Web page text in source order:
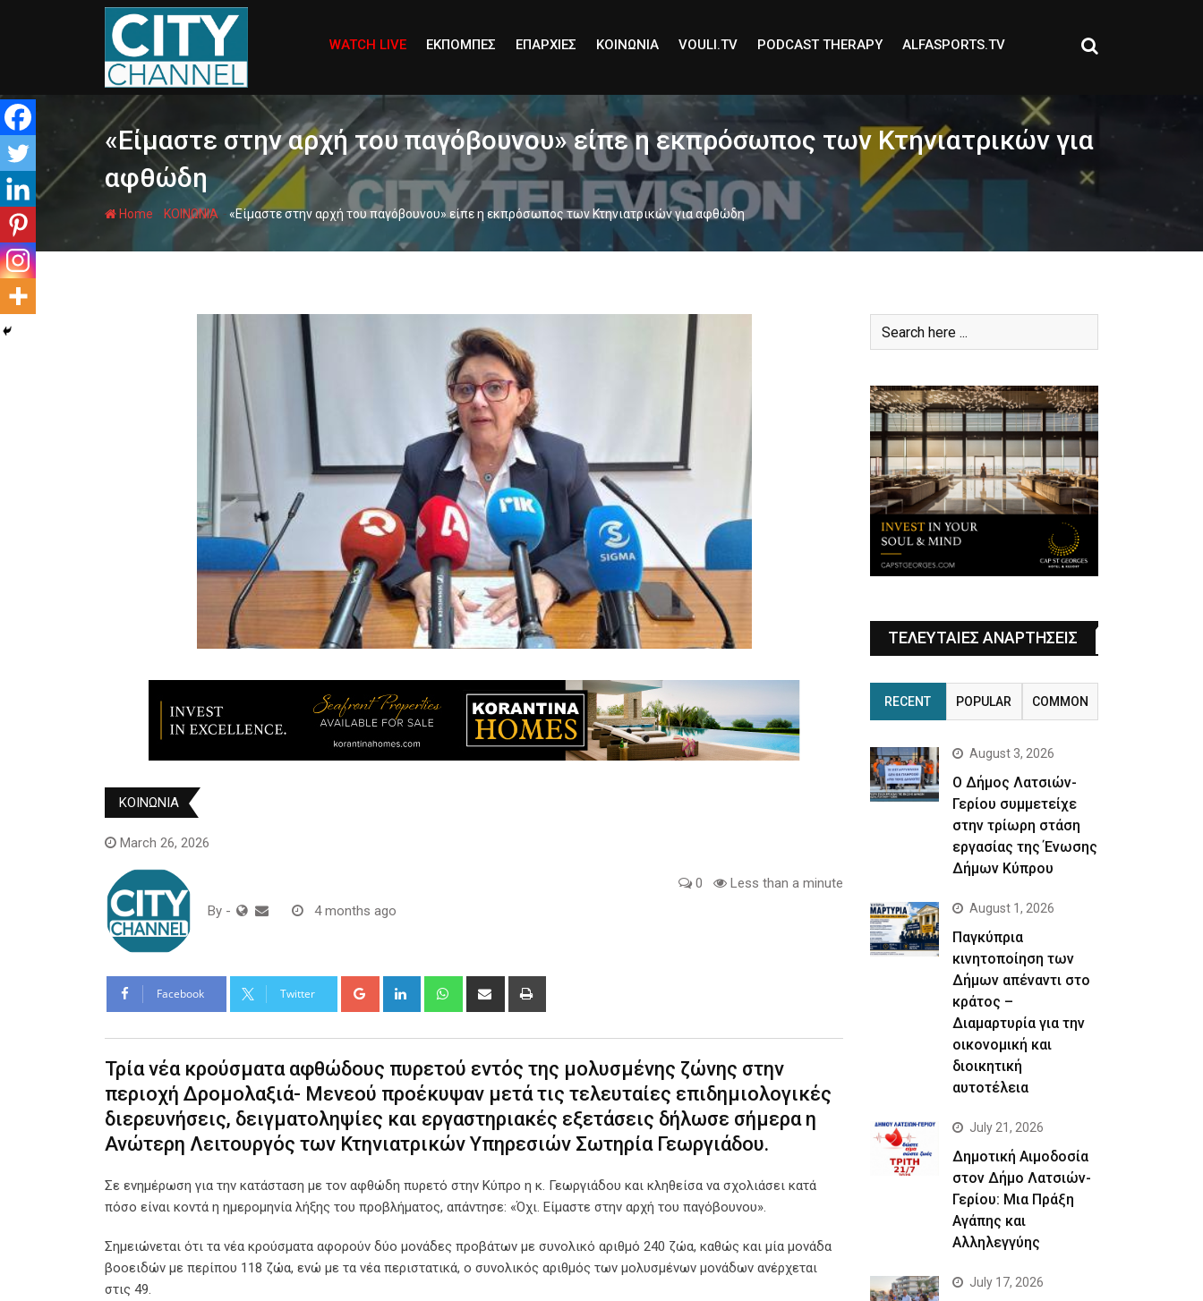
WATCH LIVE ΕΚΠΟΜΠΕΣ ΕΠΑΡΧΙΕΣ ΚΟΙΝΩΝΙΑ VOULI.TV PODCAST THERAPY ALFASPORTS.TV
«Είμαστε στην αρχή του παγόβουνου» είπε η εκπρόσωπος των Κτηνιατρικών για
αφθώδη
Home - ΚΟΙΝΩΝΙΑ-«Είμαστε στην αρχή του παγόβουνου» είπε η εκπρόσωπος των Κτηνιατρικών για αφθώδη
ΚΟΙΝΩΝΙΑ
March 26, 2026
By - 4 months ago
0 Less than a minute
Facebook Twitter Google+ LinkedIn WhatsappShare
Τρία νέα κρούσματα αφθώδους πυρετού εντός της μολυσμένης ζώνης στην
περιοχή Δρομολαξιά- Μενεού προέκυψαν μετά τις τελευταίες επιδημιολογικές
διερευνήσεις, δειγματοληψίες και εργαστηριακές εξετάσεις δήλωσε σήμερα η
Ανώτερη Λειτουργός των Κτηνιατρικών Υπηρεσιών Σωτηρία Γεωργιάδου.
Σε ενημέρωση για την κατάσταση με τον αφθώδη πυρετό στην Κύπρο η κ. Γεωργιάδου και κληθείσα να σχολιάσει κατά
πόσο είναι κοντά η ημερομηνία λήξης του προβλήματος, απάντησε: «Όχι. Είμαστε στην αρχή του παγόβουνου».
Σημειώνεται ότι τα νέα κρούσματα αφορούν δύο μονάδες προβάτων με συνολικό αριθμό 240 ζώα, καθώς και μία μονάδα
βοοειδών με περίπου 118 ζώα, ενώ με τα νέα περιστατικά, ο συνολικός αριθμός των μολυσμένων μονάδων ανέρχεται
στις 49.
ΤΕΛΕΥΤΑΙΕΣ ΑΝΑΡΤΗΣΕΙΣ
RECENT POPULAR COMMON
August 3, 2026
Ο Δήμος Λατσιών-
Γερίου συμμετείχε
στην τρίωρη στάση
εργασίας της Ένωσης
Δήμων Κύπρου
August 1, 2026
Παγκύπρια
κινητοποίηση των
Δήμων απέναντι στο
κράτος –
Διαμαρτυρία για την
οικονομική και
διοικητική
αυτοτέλεια
July 21, 2026
Δημοτική Αιμοδοσία
στον Δήμο Λατσιών-
Γερίου: Μια Πράξη
Αγάπης και
Αλληλεγγύης
July 17, 2026